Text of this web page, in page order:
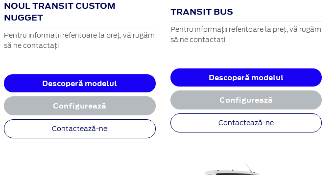
NOUL TRANSIT CUSTOM
NUGGET
Pentru informații referitoare la preț, vă rugăm
să ne contactați
Descoperă modelul
Configurează
Contactează-ne
TRANSIT BUS
Pentru informații referitoare la preț, vă rugăm
să ne contactați
Descoperă modelul
Configurează
Contactează-ne